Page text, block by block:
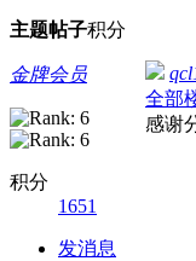
主题帖子积分
金牌会员
积分
1651
发消息
全部
感谢